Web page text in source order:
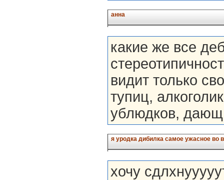
анна
какие же все
видит только
тупиц,
ублюдков,
я уродка дибилка самое ужасное во
хочу